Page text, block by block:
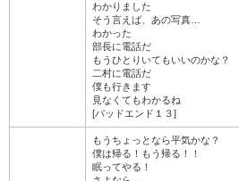
わかりました
そう言えば、あの写真…
わかった
部長に電話だ
もうひとりいてもいいのかな？
二村に電話だ
僕も行きます
見なくてもわかるね
[バッドエンド１３]
もうちょっとなら平気かな？
僕は帰る！もう帰る！！
眠ってやる！